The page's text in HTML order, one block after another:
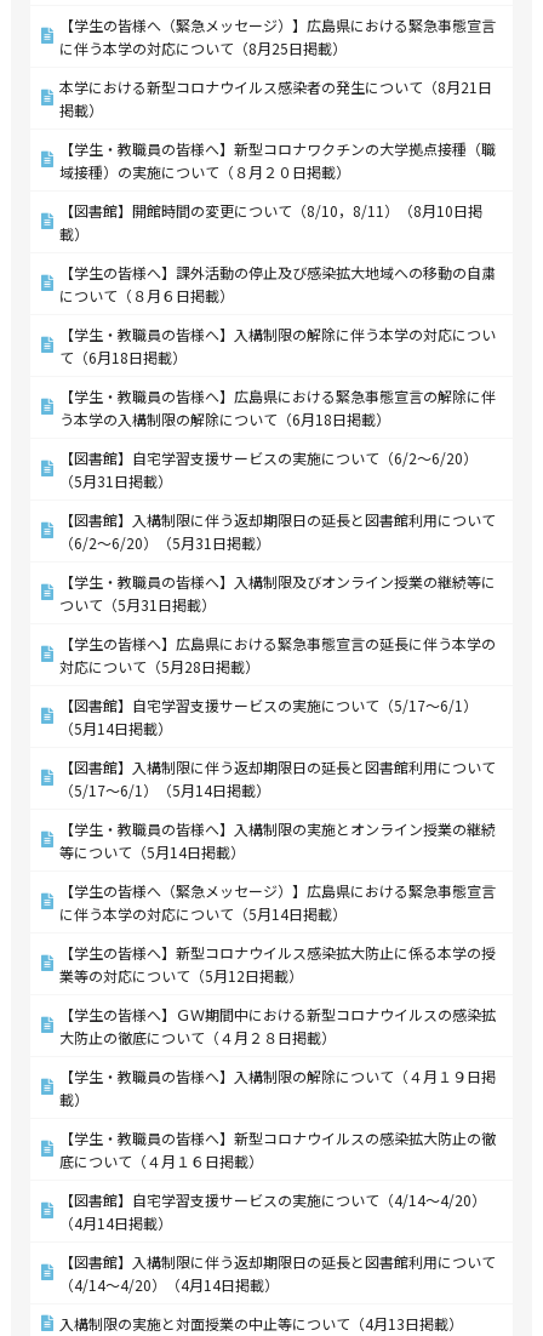
【学生の皆様へ（緊急メッセージ）】広島県における緊急事態宣言
に伴う本学の対応について（8月25日掲載）
本学における新型コロナウイルス感染者の発生について（8月21日
掲載）
【学生・教職員の皆様へ】新型コロナワクチンの大学拠点接種（職
域接種）の実施について（８月２０日掲載）
【図書館】開館時間の変更について（8/10，8/11）（8月10日掲
載）
【学生の皆様へ】課外活動の停止及び感染拡大地域への移動の自粛
について（８月６日掲載）
【学生・教職員の皆様へ】入構制限の解除に伴う本学の対応につい
て（6月18日掲載）
【学生・教職員の皆様へ】広島県における緊急事態宣言の解除に伴
う本学の入構制限の解除について（6月18日掲載）
【図書館】自宅学習支援サービスの実施について（6/2～6/20）
（5月31日掲載）
【図書館】入構制限に伴う返却期限日の延長と図書館利用について
（6/2～6/20）（5月31日掲載）
【学生・教職員の皆様へ】入構制限及びオンライン授業の継続等に
ついて（5月31日掲載）
【学生の皆様へ】広島県における緊急事態宣言の延長に伴う本学の
対応について（5月28日掲載）
【図書館】自宅学習支援サービスの実施について（5/17～6/1）
（5月14日掲載）
【図書館】入構制限に伴う返却期限日の延長と図書館利用について
（5/17～6/1）（5月14日掲載）
【学生・教職員の皆様へ】入構制限の実施とオンライン授業の継続
等について（5月14日掲載）
【学生の皆様へ（緊急メッセージ）】広島県における緊急事態宣言
に伴う本学の対応について（5月14日掲載）
【学生の皆様へ】新型コロナウイルス感染拡大防止に係る本学の授
業等の対応について（5月12日掲載）
【学生の皆様へ】ＧＷ期間中における新型コロナウイルスの感染拡
大防止の徹底について（４月２８日掲載）
【学生・教職員の皆様へ】入構制限の解除について（４月１９日掲
載）
【学生・教職員の皆様へ】新型コロナウイルスの感染拡大防止の徹
底について（４月１６日掲載）
【図書館】自宅学習支援サービスの実施について（4/14～4/20）
（4月14日掲載）
【図書館】入構制限に伴う返却期限日の延長と図書館利用について
（4/14～4/20）（4月14日掲載）
入構制限の実施と対面授業の中止等について（4月13日掲載）